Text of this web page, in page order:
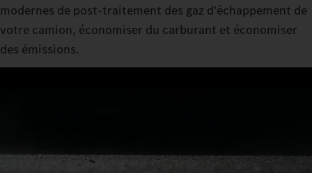
modernes de post-traitement des gaz d'échappement de
votre camion, économiser du carburant et économiser
des émissions.